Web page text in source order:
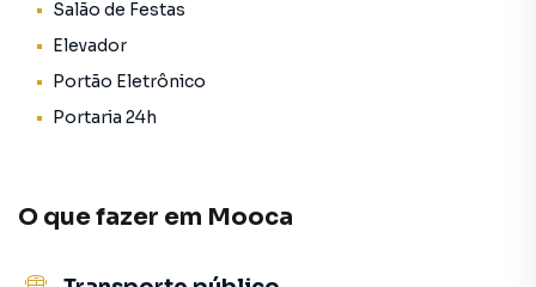
✔ Salão de festas para celebrar momentos especiais
✔ Elevador para mais conforto no dia a dia
✔ Portaria e segurança 24h para sua tranquilidade
Sinta-se em casa e viva com mais praticidade e qualidade!
Salão de Festas
Elevador
Portão Eletrônico
Portaria 24h
O que fazer em Mooca